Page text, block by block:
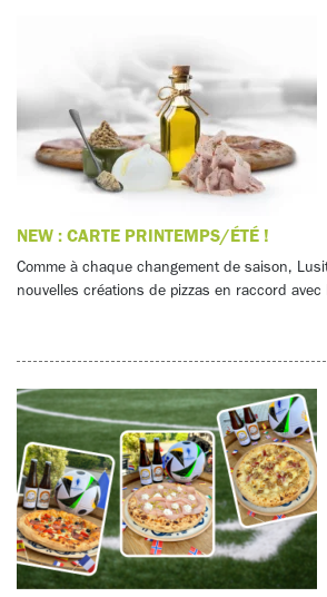
NEW : CARTE PRINTEMPS/ÉTÉ !
Comme à chaque changement de saison,
nouvelles créations de pizzas en raccord